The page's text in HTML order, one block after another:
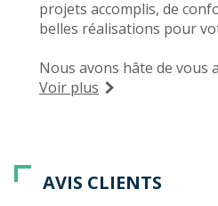
projets accomplis, de
belles réalisations pour
Nous avons hâte de vous
nouveau dans vos projets
Voir plus
AVIS CLIENTS